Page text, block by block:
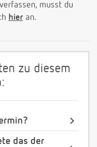
musst du
hier an.
zu diesem
das der